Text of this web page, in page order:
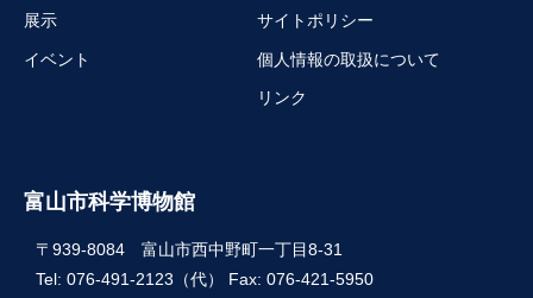
富山市科学博物館
〒939-8084 富山市西中野町一丁目8-31
Tel: 076-491-2123（代） Fax: 076-421-5950
展示
イベント
サイトポリシー
個人情報の取扱について
リンク